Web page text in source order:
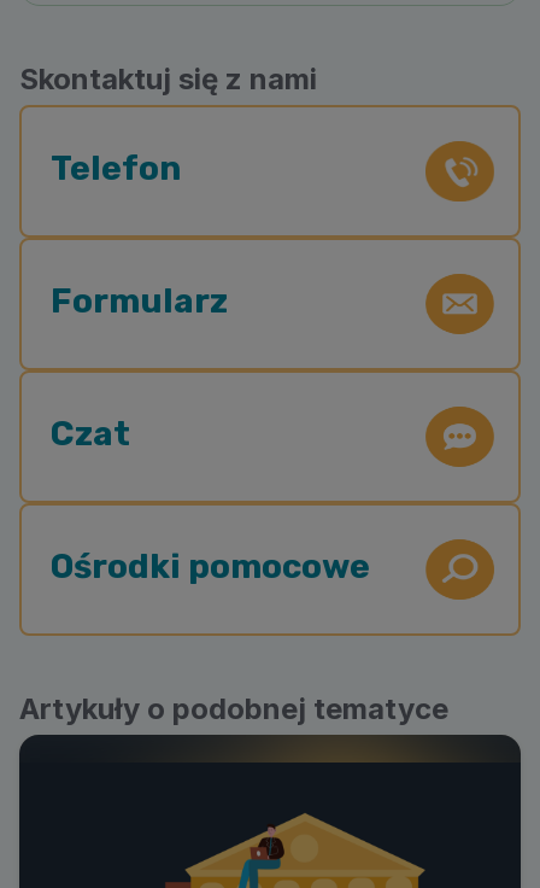
Skontaktuj się z nami
Telefon
Formularz
Czat
Ośrodki pomocowe
Artykuły o podobnej tematyce